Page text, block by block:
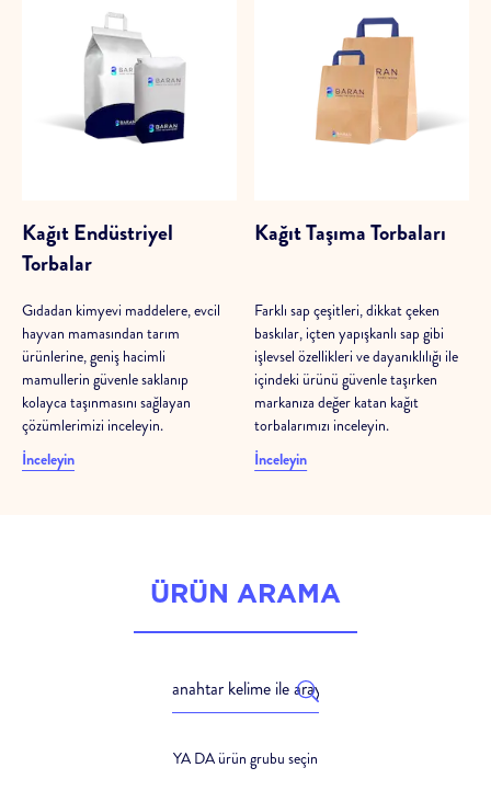
Kağıt Endüstriyel
Torbalar
Gıdadan kimyevi maddelere, evcil
hayvan mamasından tarım
ürünlerine, geniş hacimli
mamullerin güvenle saklanıp
kolayca taşınmasını sağlayan
çözümlerimizi inceleyin.
İnceleyin
Kağıt Taşıma Torbaları
Farklı sap çeşitleri, dikkat çeken
baskılar, içten yapışkanlı sap gibi
işlevsel özellikleri ve dayanıklılığı ile
içindeki ürünü güvenle taşırken
markanıza değer katan kağıt
torbalarımızı inceleyin.
İnceleyin
ÜRÜN ARAMA
YA DA ürün grubu seçin